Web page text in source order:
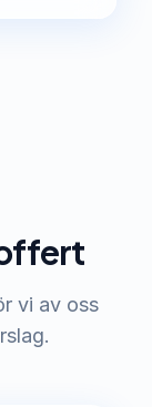
vi av oss